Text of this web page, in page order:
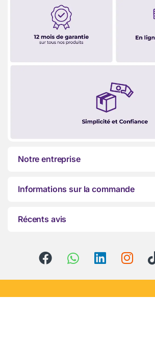
Notre entreprise
Informations sur la commande
Récents avis